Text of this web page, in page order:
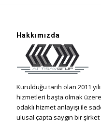
Hakkımızda
Kurulduğu tarih olan 2011
hizmetleri başta olmak
odaklı hizmet anlayışı ile
ulusal çapta saygın bir